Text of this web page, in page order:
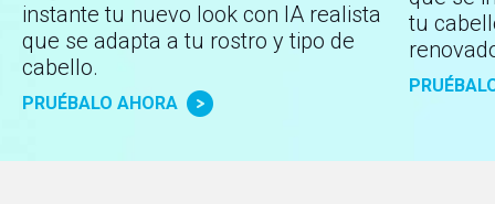
instante tu nuevo look con IA realista
que se adapta a tu rostro y tipo de
cabello.
PRUÉBALO AHORA
tu